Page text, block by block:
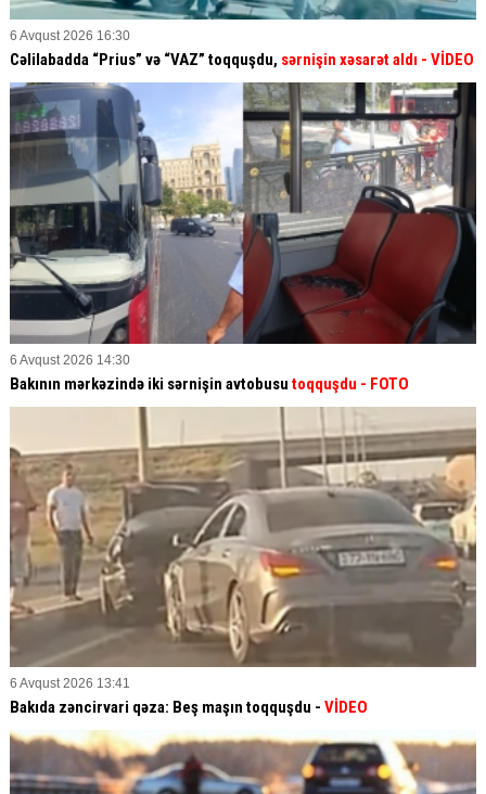
6 Avqust 2026 16:30
Cəlilabadda “Prius” və “VAZ” toqquşdu, sərnişin xəsarət aldı - VİDEO
6 Avqust 2026 14:30
Bakının mərkəzində iki sərnişin avtobusu toqquşdu - FOTO
6 Avqust 2026 13:41
Bakıda zəncirvari qəza: Beş maşın toqquşdu - VİDEO